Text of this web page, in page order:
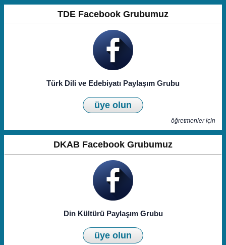
TDE Facebook Grubumuz
Türk Dili ve Edebiyatı Paylaşım Grubu
üye olun
öğretmenler için
DKAB Facebook Grubumuz
Din Kültürü Paylaşım Grubu
üye olun